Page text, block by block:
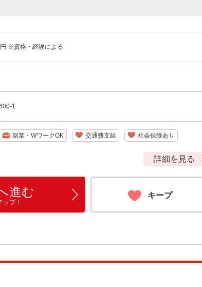
※資格・経験による
1
副業・WワークOK 交通費支給 社会保険あり
詳細を見る
進む
プ！
キープ